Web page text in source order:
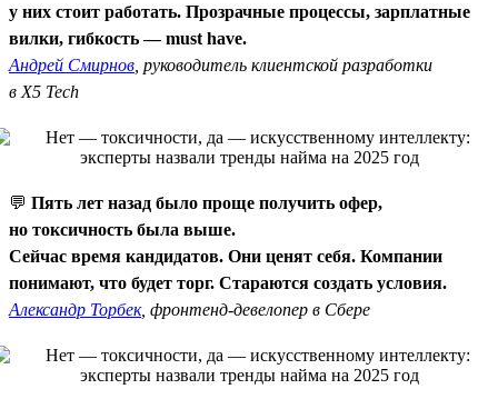
у них стоит работать. Прозрачные процессы, зарплатные
вилки, гибкость — must have.
Андрей Смирнов , руководитель клиентской разработки
в X5 Tech
💬 Пять лет назад было проще получить офер,
но токсичность была выше.
Сейчас время кандидатов. Они ценят себя. Компании
понимают, что будет торг. Стараются создать условия.
Александр Торбек, фронтенд-девелопер в Сбере